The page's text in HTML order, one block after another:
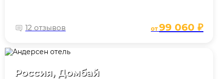
12 отзывов от99 060 ₽
Россия, Домбай